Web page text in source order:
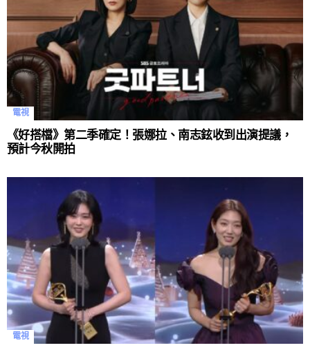
電視
《好搭檔》第二季確定！張娜拉、南志鉉收到出演提議，
預計今秋開拍
電視